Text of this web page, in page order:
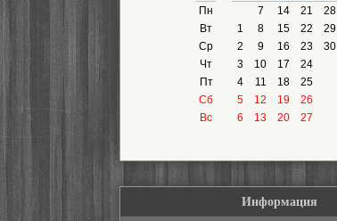
Пн
Вт
Ср
Чт
Пт
Сб
Вс
7 14 21
28
1
8 15 22
29
2
9 16 23
30
3
10 17
24
4
11 18
25
5
12 19
26
6
13 20 27
Информация